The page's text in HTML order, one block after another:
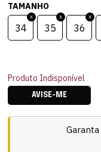
TAMANHO
34 35 36
Produto Indisponível
AVISE-ME
Garanta